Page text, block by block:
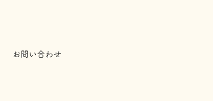
お問い合わせ